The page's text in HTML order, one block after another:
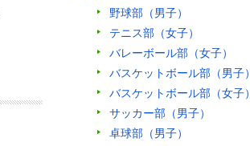
野球部（男子）
テニス部（女子）
バレーボール部（女子）
バスケットボール部（男子）
バスケットボール部（女子）
サッカー部（男子）
卓球部（男子）